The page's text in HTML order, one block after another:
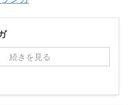
続きを見る